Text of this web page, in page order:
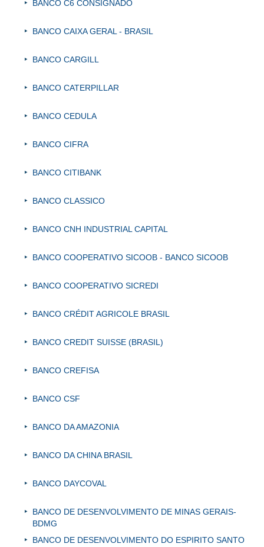
BANCO C6 CONSIGNADO
BANCO CAIXA GERAL - BRASIL
BANCO CARGILL
BANCO CATERPILLAR
BANCO CEDULA
BANCO CIFRA
BANCO CITIBANK
BANCO CLASSICO
BANCO CNH INDUSTRIAL CAPITAL
BANCO COOPERATIVO SICOOB - BANCO SICOOB
BANCO COOPERATIVO SICREDI
BANCO CRÉDIT AGRICOLE BRASIL
BANCO CREDIT SUISSE (BRASIL)
BANCO CREFISA
BANCO CSF
BANCO DA AMAZONIA
BANCO DA CHINA BRASIL
BANCO DAYCOVAL
BANCO DE DESENVOLVIMENTO DE MINAS GERAIS-
BDMG
BANCO DE DESENVOLVIMENTO DO ESPIRITO SANTO